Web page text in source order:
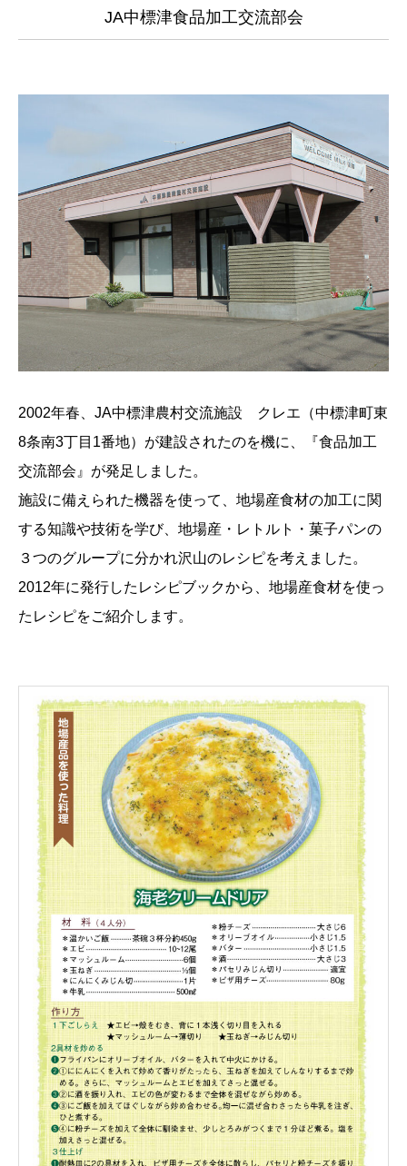
JA中標津食品加工交流部会
2002年春、JA中標津農村交流施設 クレエ（中標津町東
8条南3丁目1番地）が建設されたのを機に、『食品加工
交流部会』が発足しました。
施設に備えられた機器を使って、地場産食材の加工に関
する知識や技術を学び、地場産・レトルト・菓子パンの
３つのグループに分かれ沢山のレシピを考えました。
2012年に発行したレシピブックから、地場産食材を使っ
たレシピをご紹介します。